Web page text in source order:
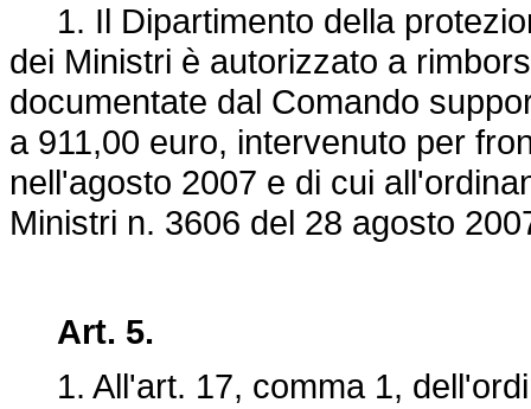
1. Il Dipartimento della
dei Ministri è autorizzato a
documentate dal Comando
a 911,00 euro, intervenuto per
nell'agosto 2007 e di cui
Ministri n. 3606 del 28 agosto
Art. 5.
1. All'art. 17, comma 1,